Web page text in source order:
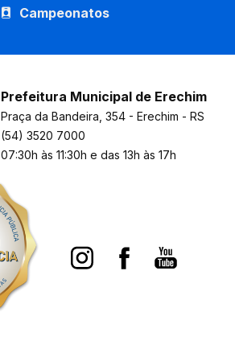
Campeonatos
Prefeitura Municipal de Erechim
Praça da Bandeira, 354 - Erechim - RS
(54) 3520 7000
07:30h às 11:30h e das 13h às 17h